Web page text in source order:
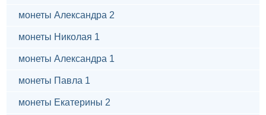
монеты Александра 2
монеты Николая 1
монеты Александра 1
монеты Павла 1
монеты Екатерины 2